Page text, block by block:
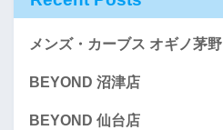
メンズ・カーブス オギノ茅野
BEYOND 沼津店
BEYOND 仙台店